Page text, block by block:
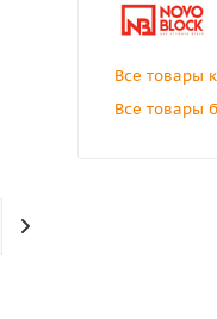
Все товары
Все товары